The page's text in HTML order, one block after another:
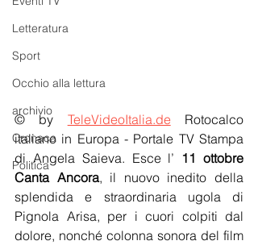
Letteratura
Sport
Occhio alla lettura
archivio
Cronaca
Politica
© by TeleVideoItalia.de Rotocalco
italiano in Europa - Portale TV Stampa
di Angela Saieva. Esce l’ 11 ottobre
Canta Ancora, il nuovo inedito della
splendida e straordinaria ugola di
Pignola Arisa, per i cuori colpiti dal
dolore, nonché colonna sonora del film